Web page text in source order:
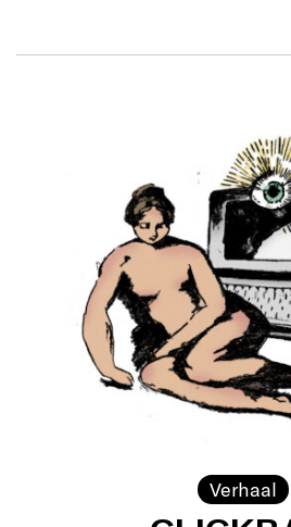
Verhaal